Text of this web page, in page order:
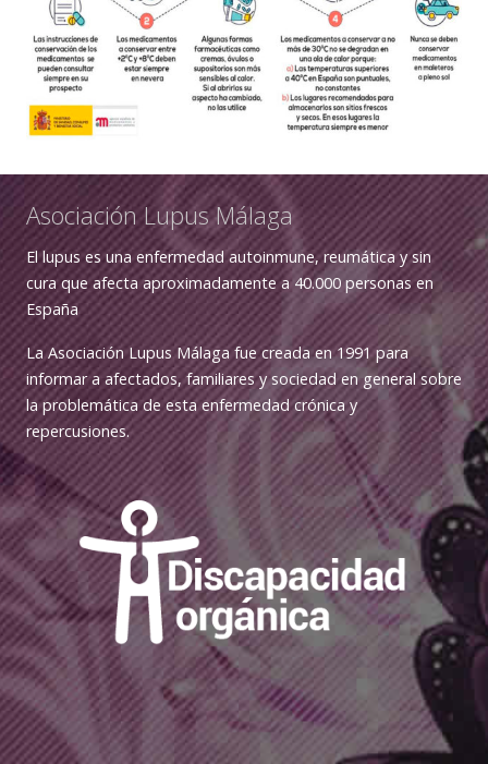
Asociación Lupus Málaga
El lupus es una enfermedad autoinmune, reumática y sin
cura que afecta aproximadamente a 40.000 personas en
España
La Asociación Lupus Málaga fue creada en 1991 para
informar a afectados, familiares y sociedad en general sobre
la problemática de esta enfermedad crónica y
repercusiones.